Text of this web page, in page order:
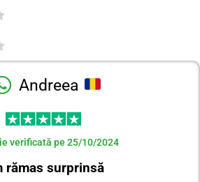
Andreea
verificată pe 25/10/2024
rămas surprinsă